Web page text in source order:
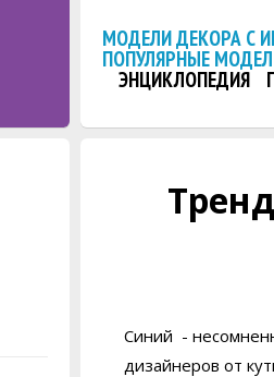
МОДЕЛИ ДЕКОРА С
ПОПУЛЯРНЫЕ
ЭНЦИКЛОПЕДИЯ
Синий -
дизайнеров от